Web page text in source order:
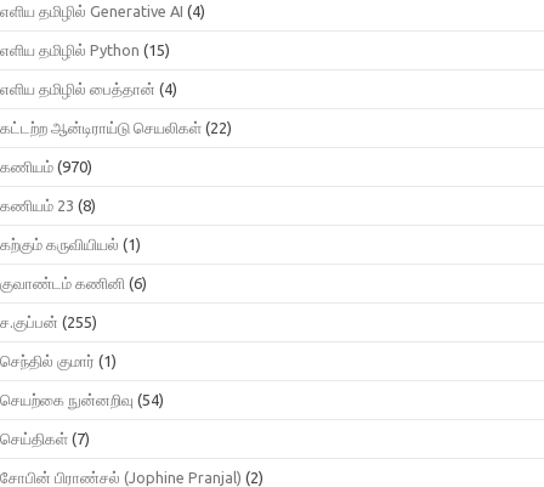
எளிய தமிழில் Generative AI (4)
எளிய தமிழில் Python (15)
எளிய தமிழில் பைத்தான் (4)
கட்டற்ற ஆன்டிராய்டு செயலிகள் (22)
கணியம் (970)
கணியம் 23 (8)
கற்கும் கருவியியல் (1)
குவாண்டம் கணினி (6)
ச.குப்பன் (255)
செந்தில் குமார் (1)
செயற்கை நுன்னறிவு (54)
செய்திகள் (7)
சோபின் பிராண்சல் (Jophine Pranjal) (2)